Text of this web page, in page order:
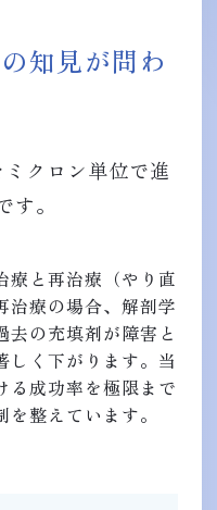
知見が問わ
クロン単位で進
す。
療と再治療（やり直
治療の場合、解剖学
去の充填剤が障害と
しく下がります。当
る成功率を極限まで
整えています。